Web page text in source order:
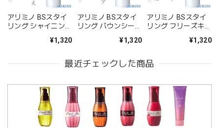
アリミノ BSスタイ
リング シャイニング
¥1,320
アリミノ BSスタイ
リング バウンシー
¥1,320
アリミノ BSスタイ
リング フリーズキー
¥1,320
最近チェックした商品